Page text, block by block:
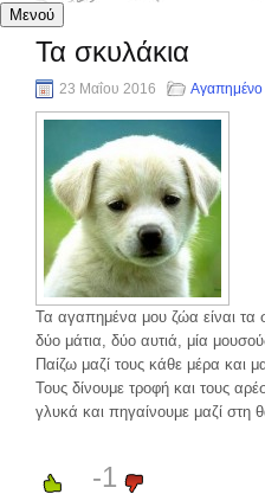
Μενού
Τα σκυλάκια
23 Μαΐου 2016 Αγαπημένο
Τα αγαπημένα μου ζώα είναι τα
δύο μάτια, δύο αυτιά, μία
Παίζω μαζί τους κάθε μέρα και
Τους δίνουμε τροφή και τους
γλυκά και πηγαίνουμε μαζί στη
-1